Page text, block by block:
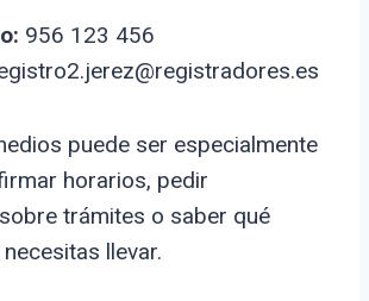
956 123 456
puede ser especialmente
horarios, pedir
trámites o saber qué
llevar.